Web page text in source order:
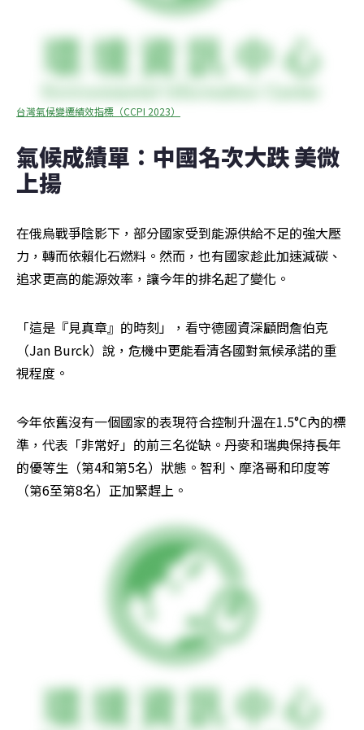
台灣氣候變遷績效指標（CCPI 2023）
氣候成績單：中國名次大跌 美微
上揚
在俄烏戰爭陰影下，部分國家受到能源供給不足的強大壓
力，轉而依賴化石燃料。然而，也有國家趁此加速減碳、
追求更高的能源效率，讓今年的排名起了變化。
「這是『見真章』的時刻」，看守德國資深顧問詹伯克
（Jan Burck）說，危機中更能看清各國對氣候承諾的重
視程度。
今年依舊沒有一個國家的表現符合控制升溫在1.5°C內的標
準，代表「非常好」的前三名從缺。丹麥和瑞典保持長年
的優等生（第4和第5名）狀態。智利、摩洛哥和印度等
（第6至第8名）正加緊趕上。